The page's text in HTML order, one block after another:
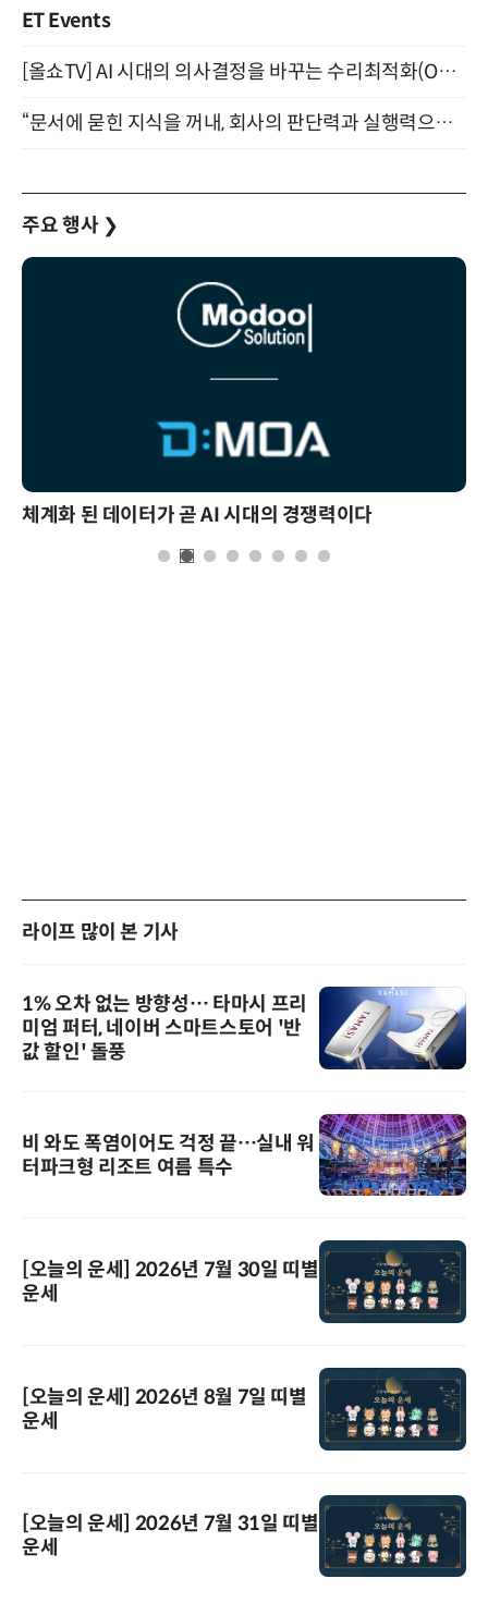
ET Events
[올쇼TV] AI 시대의 의사결정을 바꾸는 수리최적화(Optimization) 소개 (8/20 생방송)
“문서에 묻힌 지식을 꺼내, 회사의 판단력과 실행력으로 바꾸다” (8/20)
주요 행사 ❯
AI 시대의 경쟁력이다 현업에서 바로 쓰는 "
라이프 많이 본 기사
1% 오차 없는 방향성… 타마시 프리
미엄 퍼터, 네이버 스마트스토어 '반
값 할인' 돌풍
비 와도 폭염이어도 걱정 끝…실내 워
터파크형 리조트 여름 특수
[오늘의 운세] 2026년 7월 30일 띠별
운세
[오늘의 운세] 2026년 8월 7일 띠별
운세
[오늘의 운세] 2026년 7월 31일 띠별
운세